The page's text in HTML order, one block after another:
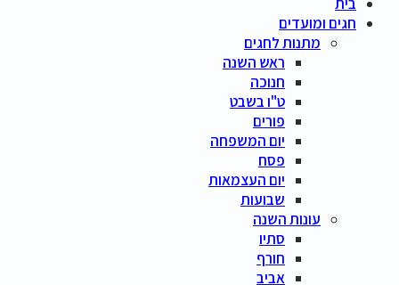
חגים ומועדים
מתנות לחגים
ראש השנה
חנוכה
ט"ו בשבט
פורים
יום המשפחה
פסח
יום העצמאות
שבועות
עונות השנה
סתיו
חורף
אביב